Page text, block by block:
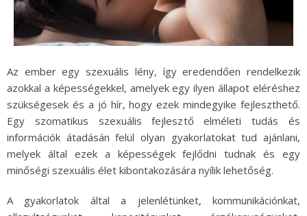
Az ember egy szexuális lény, így eredendően rendelkezik
azokkal a képességekkel, amelyek egy ilyen állapot eléréshez
szükségesek és a jó hír, hogy ezek mindegyike fejleszthető.
Egy szomatikus szexuális fejlesztő elméleti tudás és
információk átadásán felül olyan gyakorlatokat tud ajánlani,
melyek által ezek a képességek fejlődni tudnak és egy
minőségi szexuális élet kibontakozására nyílik lehetőség.
A gyakorlatok által a jelenlétünket, kommunikációnkat,